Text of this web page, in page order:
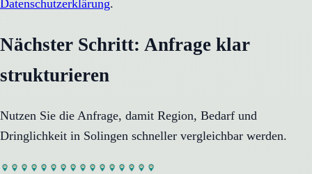
Datenschutzerklärung.
Nächster Schritt: Anfrage klar
strukturieren
Nutzen Sie die Anfrage, damit Region, Bedarf und
Dringlichkeit in Solingen schneller vergleichbar werden.